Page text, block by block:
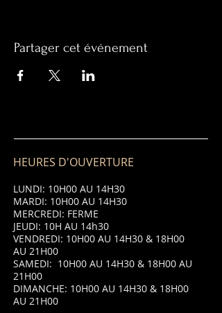
Partager cet événement
HEURES D'OUVERTURE
LUNDI: 10H00 AU 14H30
MARDI: 10H00 AU 14H30
MERCREDI: FERME
JEUDI: 10H AU 14h30
VENDREDI: 10H00 AU 14H30 & 18H00
AU 21H00
SAMEDI: 10H00 AU 14H30 & 18H00 AU
21H00
DIMANCHE: 10H00 AU 14H30 & 18H00
AU 21H00